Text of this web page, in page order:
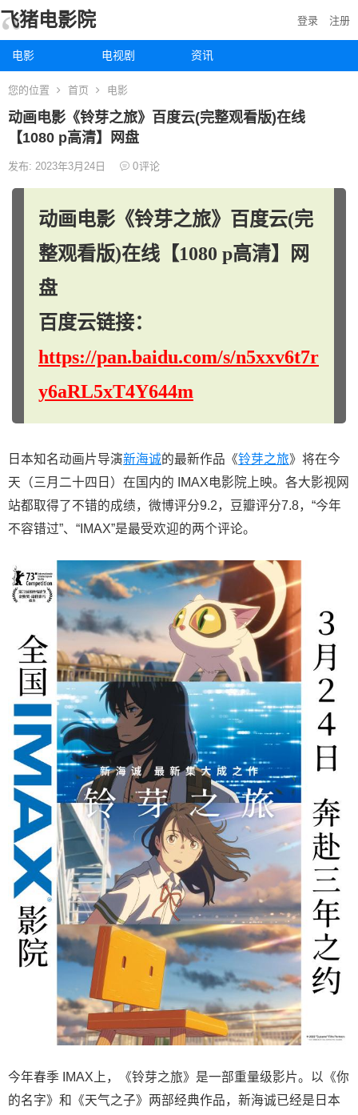
飞猪电影院
电影 电视剧 资讯
登录 注册
您的位置 首页 电影
动画电影《铃芽之旅》百度云(完整观看版)在线
【1080 p高清】网盘
发布: 2023年3月24日 0评论
动画电影《铃芽之旅》百度云(完
整观看版)在线【1080 p高清】网
盘
百度云链接：
https://pan.baidu.com/s/n5xxv6t7r
y6aRL5xT4Y644m
日本知名动画片导演新海诚的最新作品《铃芽之旅》将在今
天（三月二十四日）在国内的 IMAX电影院上映。各大影视网
站都取得了不错的成绩，微博评分9.2，豆瓣评分7.8，“今年
不容错过”、“IMAX”是最受欢迎的两个评论。
今年春季 IMAX上，《铃芽之旅》是一部重量级影片。以《你
的名字》和《天气之子》两部经典作品，新海诚已经是日本